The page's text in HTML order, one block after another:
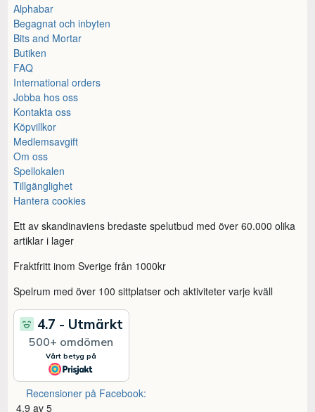
Alphabar
Begagnat och inbyten
Bits and Mortar
Butiken
FAQ
International orders
Jobba hos oss
Kontakta oss
Köpvillkor
Medlemsavgift
Om oss
Spellokalen
Tillgänglighet
Hantera cookies
Ett av skandinaviens bredaste spelutbud med över 60.000 olika
artiklar i lager
Fraktfritt inom Sverige från 1000kr
Spelrum med över 100 sittplatser och aktiviteter varje kväll
Recensioner på Facebook:
4,9 av 5